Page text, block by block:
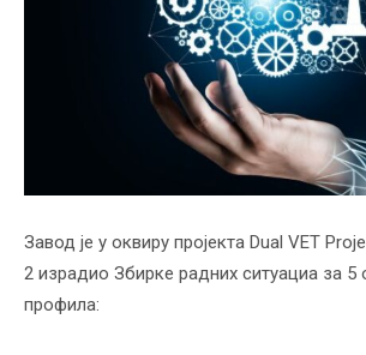
Завод је у оквиру пројекта Dual VET
2 израдио Збирке радних ситуациа за 5
профила: